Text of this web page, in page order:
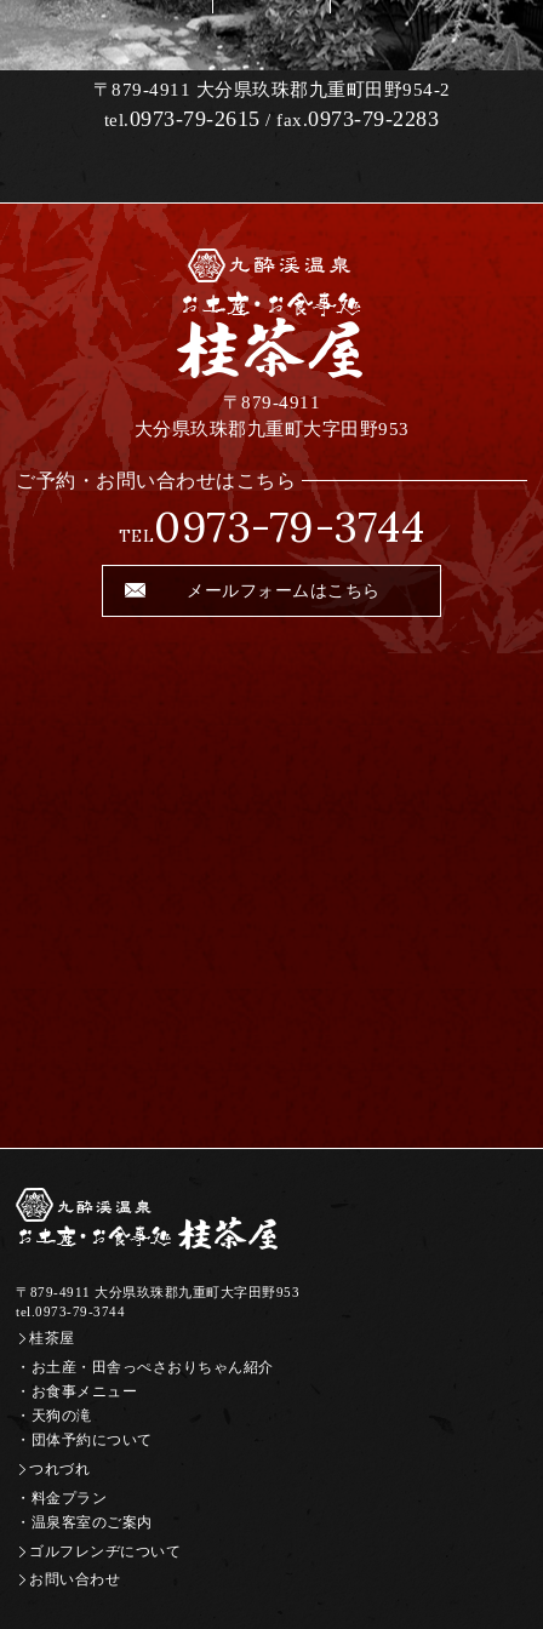
〒879-4911 大分県玖珠郡九重町田野954-2
tel.0973-79-2615 / fax.0973-79-2283
〒879-4911
大分県玖珠郡九重町大字田野953
ご予約・お問い合わせはこちら
TEL0973-79-3744
メールフォームはこちら
〒879-4911 大分県玖珠郡九重町大字田野953
tel.0973-79-3744
桂茶屋
・お土産・田舎っぺさおりちゃん紹介
・お食事メニュー
・天狗の滝
・団体予約について
つれづれ
・料金プラン
・温泉客室のご案内
ゴルフレンヂについて
お問い合わせ